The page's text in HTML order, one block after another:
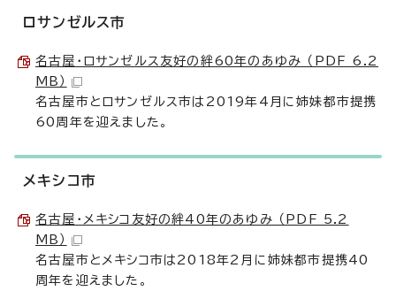
ロサンゼルス市
名古屋・ロサンゼルス友好の絆60年のあゆみ （PDF 6.2
MB）
名古屋市とロサンゼルス市は2019年4月に姉妹都市提携
60周年を迎えました。
メキシコ市
名古屋・メキシコ友好の絆40年のあゆみ （PDF 5.2
MB）
名古屋市とメキシコ市は2018年2月に姉妹都市提携40
周年を迎えました。